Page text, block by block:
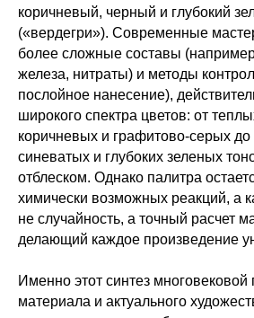
коричневый, черный и глубокий
(«вердегри»). Современные
более сложные составы
железа, нитраты) и методы
послойное нанесение),
широкого спектра цветов: от
коричневых и графитово-серых
синеватых и глубоких зеленых
отблеском. Однако палитра
химически возможных реакций, а
не случайность, а точный расчет
делающий каждое произведение
Именно этот синтез многовековой
материала и актуального